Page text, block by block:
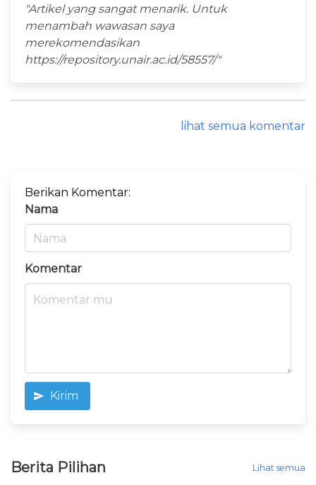
"Artikel yang sangat menarik. Untuk
menambah wawasan saya
merekomendasikan
https://repository.unair.ac.id/58557/"
lihat semua komentar
Berikan Komentar:
Nama
Komentar
Kirim
Berita Pilihan Lihat semua